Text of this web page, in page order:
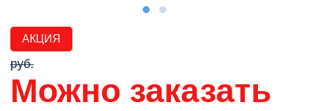
АКЦИЯ
руб.
Можно заказать